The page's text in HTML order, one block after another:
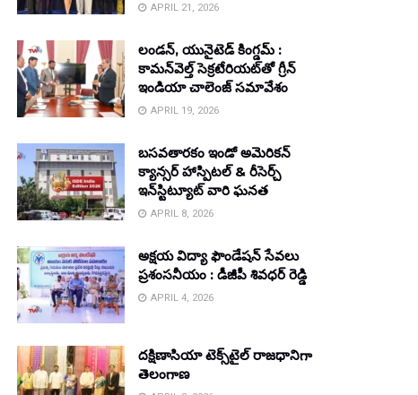
APRIL 21, 2026
లండన్, యునైటెడ్ కింగ్డమ్ :
కామన్‌వెల్త్ సెక్రటేరియట్‌తో గ్రీన్
ఇండియా చాలెంజ్ సమావేశం
APRIL 19, 2026
బసవతారకం ఇండో అమెరికన్
క్యాన్సర్ హాస్పిటల్ & రీసెర్చ్
ఇన్‌స్టిట్యూట్ వారి ఘనత
APRIL 8, 2026
అక్షయ విద్యా ఫౌండేషన్ సేవలు
ప్రశంసనీయం : డీజీపీ శివధర్ రెడ్డి
APRIL 4, 2026
దక్షిణాసియా టెక్స్‌టైల్ రాజధానిగా
తెలంగాణ